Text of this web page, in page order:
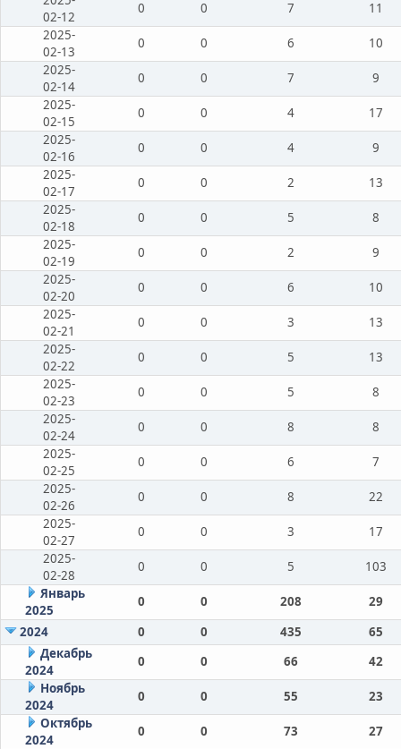
02-12
0 0 7
11
2025-
02-13
0 0 6
10
2025-
02-14
0 0 7
9
2025-
02-15
0 0 4
17
2025-
02-16
0 0 4
9
2025-
02-17
0 0 2
13
2025-
02-18
0 0 5
8
2025-
02-19
0 0 2
9
2025-
02-20
0 0 6
10
2025-
02-21
0 0 3
13
2025-
02-22
0 0 5
13
2025-
02-23
0 0 5
8
2025-
02-24
0 0 8
8
2025-
02-25
0 0 6
7
2025-
02-26
0 0 8
22
2025-
02-27
0 0 3
17
2025-
02-28
0 0 5
103
Январь
2025
0 0 208
29
2024
0 0 435
65
Декабрь
2024
0 0 66
42
Ноябрь
2024
0 0 55
23
Октябрь
2024
0 0 73 27